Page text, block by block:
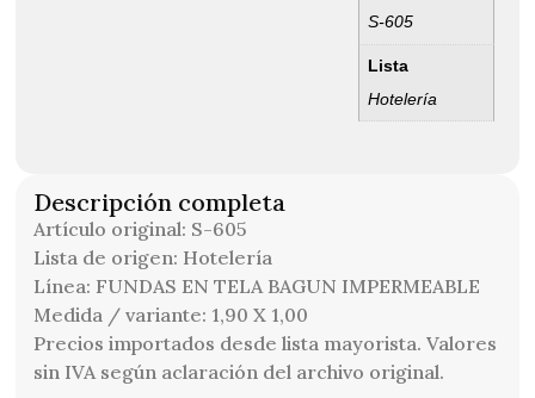
S-605
Lista
Hotelería
Descripción completa
Artículo original: S-605
Lista de origen: Hotelería
Línea: FUNDAS EN TELA BAGUN IMPERMEABLE
Medida / variante: 1,90 X 1,00
Precios importados desde lista mayorista. Valores
sin IVA según aclaración del archivo original.